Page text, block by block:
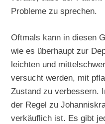
Probleme zu sprechen.
Oftmals kann in diesen
wie es überhaupt zur
leichten und
versucht werden, mit
Zustand zu verbessern.
der Regel zu
verkäuflich ist. Es gibt